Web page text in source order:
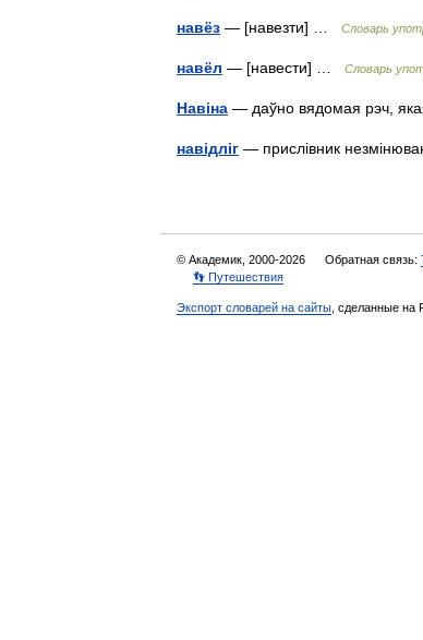
навёз — [навезти] … Словарь
навёл — [навести] … Словарь
Навіна — даўно вядомая рэч,
навідліг — прислівник
© Академик, 2000-2026 Обратная связь:
👣 Путешествия
Экспорт словарей на сайты , сделанные на